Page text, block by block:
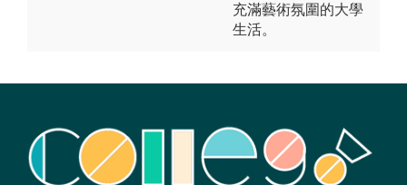
充滿藝術氛圍的大學
生活。